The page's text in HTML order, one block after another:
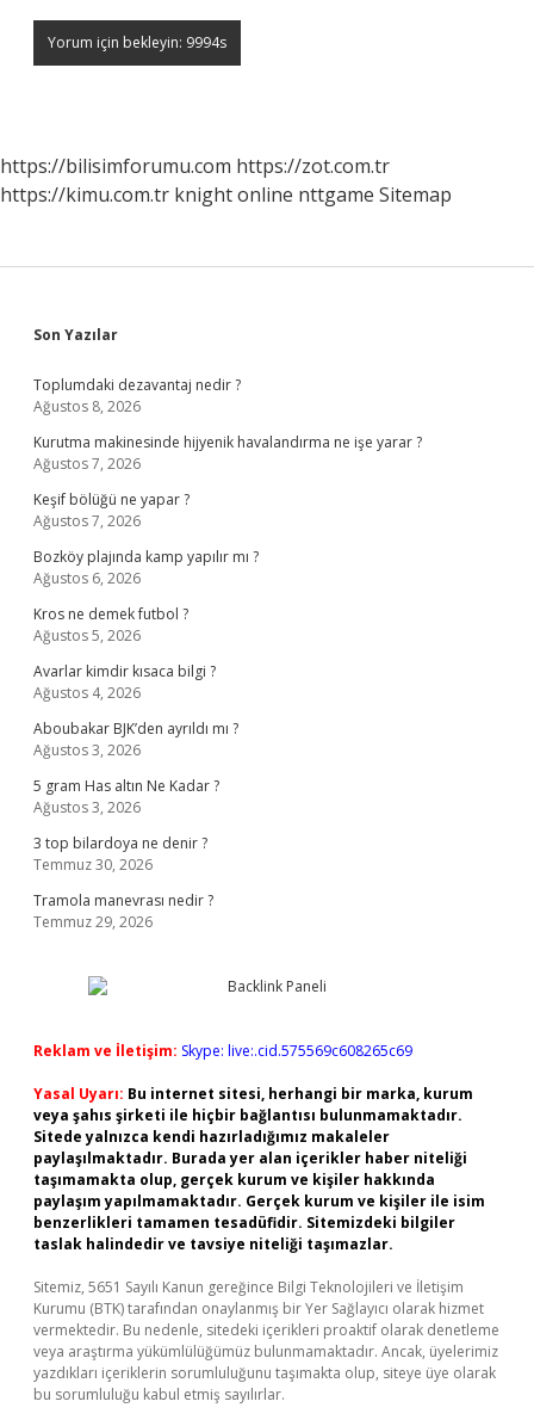
https://bilisimforumu.com https://zot.com.tr
https://kimu.com.tr knight online nttgame Sitemap
Sidebar
Son Yazılar
Toplumdaki dezavantaj nedir ?
Ağustos 8, 2026
Kurutma makinesinde hijyenik havalandırma ne işe yarar ?
Ağustos 7, 2026
Keşif bölüğü ne yapar ?
Ağustos 7, 2026
Bozköy plajında kamp yapılır mı ?
Ağustos 6, 2026
Kros ne demek futbol ?
Ağustos 5, 2026
Avarlar kimdir kısaca bilgi ?
Ağustos 4, 2026
Aboubakar BJK’den ayrıldı mı ?
Ağustos 3, 2026
5 gram Has altın Ne Kadar ?
Ağustos 3, 2026
3 top bilardoya ne denir ?
Temmuz 30, 2026
Tramola manevrası nedir ?
Temmuz 29, 2026
Reklam ve İletişim: Skype: live:.cid.575569c608265c69
Yasal Uyarı: Bu internet sitesi, herhangi bir marka, kurum
veya şahıs şirketi ile hiçbir bağlantısı bulunmamaktadır.
Sitede yalnızca kendi hazırladığımız makaleler
paylaşılmaktadır. Burada yer alan içerikler haber niteliği
taşımamakta olup, gerçek kurum ve kişiler hakkında
paylaşım yapılmamaktadır. Gerçek kurum ve kişiler ile isim
benzerlikleri tamamen tesadüfidir. Sitemizdeki bilgiler
taslak halindedir ve tavsiye niteliği taşımazlar.
Sitemiz, 5651 Sayılı Kanun gereğince Bilgi Teknolojileri ve İletişim
Kurumu (BTK) tarafından onaylanmış bir Yer Sağlayıcı olarak hizmet
vermektedir. Bu nedenle, sitedeki içerikleri proaktif olarak denetleme
veya araştırma yükümlülüğümüz bulunmamaktadır. Ancak, üyelerimiz
yazdıkları içeriklerin sorumluluğunu taşımakta olup, siteye üye olarak
bu sorumluluğu kabul etmiş sayılırlar.